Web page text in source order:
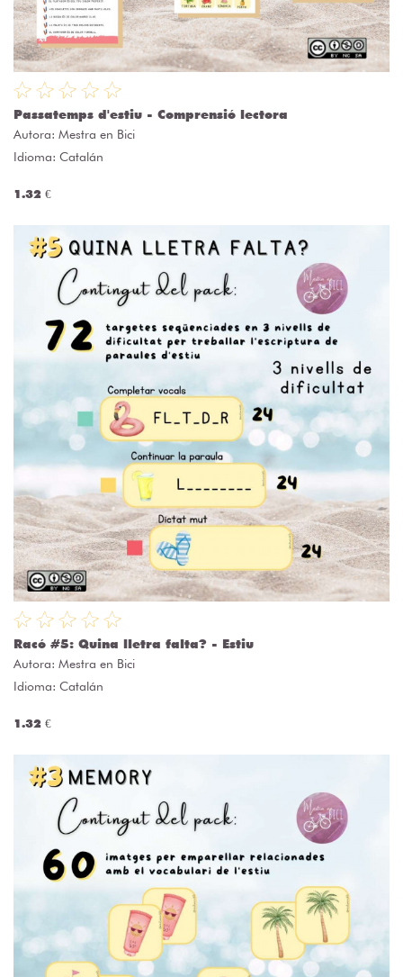
Passatemps d'estiu - Comprensió lectora
Autora: Mestra en Bici
Idioma: Catalán
1.32 €
Racó #5: Quina lletra falta? - Estiu
Autora: Mestra en Bici
Idioma: Catalán
1.32 €